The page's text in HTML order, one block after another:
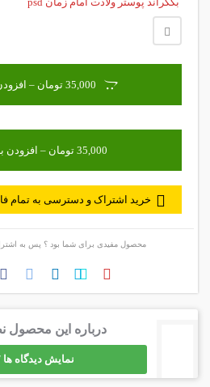
35,000 تومان – افزودن به سبد خرید
خرید اشتراک و دسترسی به تمام
محصول مفیدی برای شما بود ؟ پس به
درباره این محصول
نمایش دیدگاه ها